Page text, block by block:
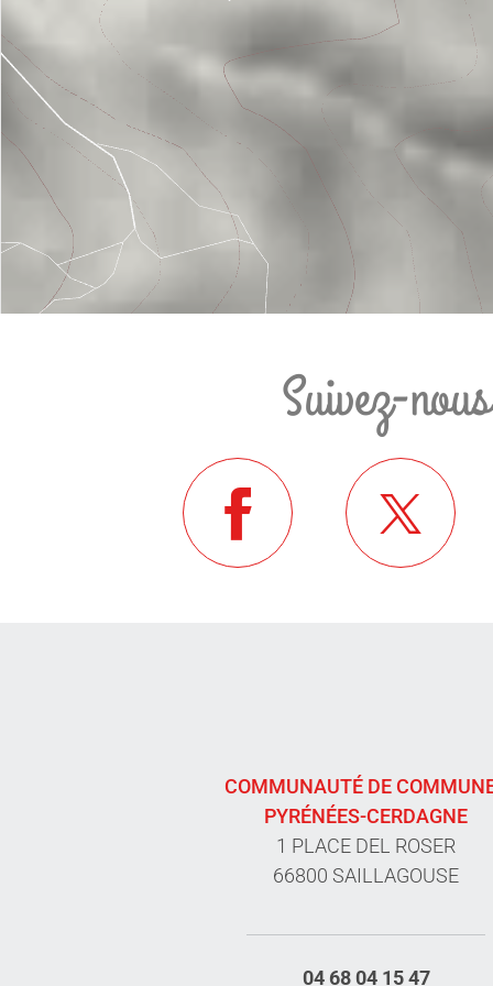
Suivez-
COMMUNAUTÉ DE
PYRÉNÉES-CERDAGNE
1 PLACE DEL ROSER
66800 SAILLAGOUSE
04 68 04 15 47